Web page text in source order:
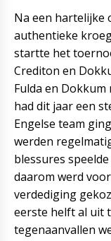
Na een hartelijke
authentieke
startte het
Crediton en
Fulda en
had dit jaar een
Engelse team
werden
blessures
daarom werd
verdediging
eerste helft al uit
tegenaanvallen